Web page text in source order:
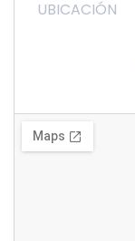
UBICACIÓN